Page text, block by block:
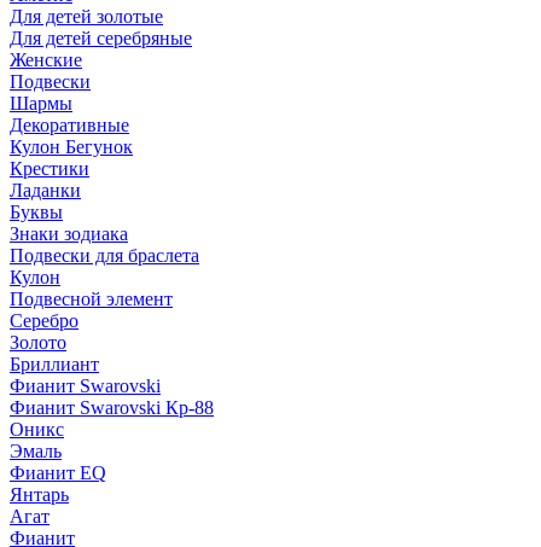
Для детей золотые
Для детей серебряные
Женские
Подвески
Шармы
Декоративные
Кулон Бегунок
Крестики
Ладанки
Буквы
Знаки зодиака
Подвески для браслета
Кулон
Подвесной элемент
Серебро
Золото
Бриллиант
Фианит Swarovski
Фианит Swarovski Кр-88
Оникс
Эмаль
Фианит EQ
Янтарь
Агат
Фианит